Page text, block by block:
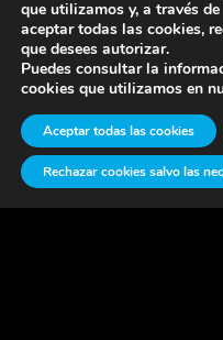
1 2 3 4
que utilizamos y, a través
aceptar todas las cookies,
que desees autorizar.
Puedes consultar la
cookies que utilizamos en
Aceptar todas las cookies
Rechazar cookies salvo las